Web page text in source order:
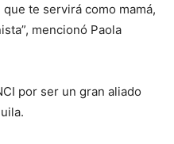
te servirá como mamá,
mencionó Paola
por ser un gran aliado